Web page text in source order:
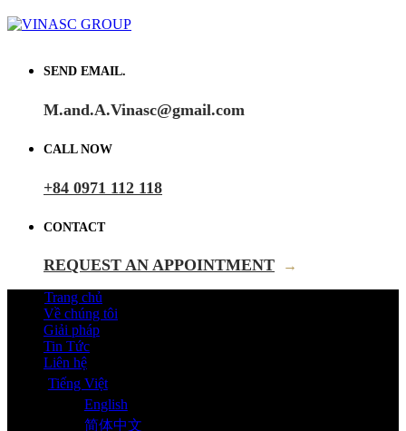
SEND EMAIL.
M.and.A.Vinasc@gmail.com
CALL NOW
+84 0971 112 118
CONTACT
REQUEST AN APPOINTMENT →
Trang chủ
Về chúng tôi
Giải pháp
Tin Tức
Liên hệ
Tiếng Việt
English
简体中文